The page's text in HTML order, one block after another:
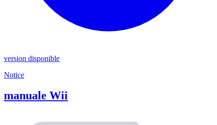
version disponible
Notice
manuale Wii